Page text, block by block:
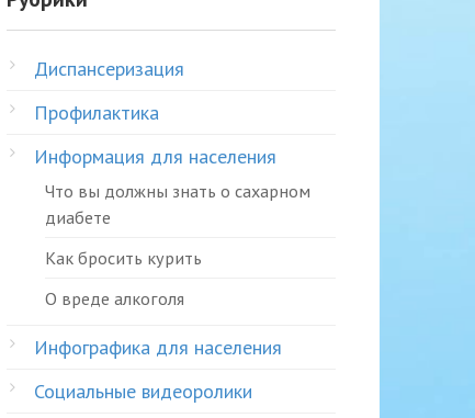
Диспансеризация
Профилактика
Информация для населения
Что вы должны знать о сахарном
диабете
Как бросить курить
О вреде алкоголя
Инфографика для населения
Социальные видеоролики